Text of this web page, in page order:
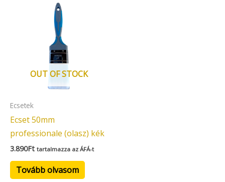
OUT OF STOCK
Ecsetek
Ecset 50mm
professionale (olasz) kék
3.890Ft tartalmazza az ÁFÁ-t
Tovább olvasom